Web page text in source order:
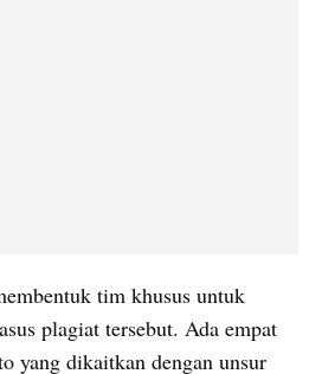
tim khusus untuk
plagiat tersebut. Ada empat
yang dikaitkan dengan unsur